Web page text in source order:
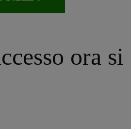
ora si